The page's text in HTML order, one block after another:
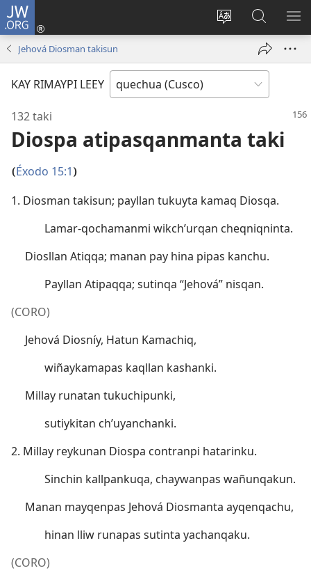
JW.ORG
Direccionpi
Sutiykiwan
jaykuy
nueva
JW.ORG
nisqapi
maskhay
Jehová Diosman takisun
KAY RIMAYPI LEEY
132 taki
Diospa atipasqanmanta taki
(Éxodo 15:1 )
1. Diosman takisun; payllan tukuyta kamaq Diosqa.
Lamar-qochamanmi wikch’urqan cheqniqninta.
Diosllan Atiqqa; manan pay hina pipas kanchu.
Payllan Atipaqqa; sutinqa “Jehová” nisqan.
(CORO)
Jehová Diosníy, Hatun Kamachiq,
wiñaykamapas kaqllan kashanki.
Millay runatan tukuchipunki,
sutiykitan ch’uyanchanki.
2. Millay reykunan Diospa contranpi hatarinku.
Sinchin kallpankuqa, chaywanpas wañunqakun.
Manan mayqenpas Jehová Diosmanta ayqenqachu,
hinan lliw runapas sutinta yachanqaku.
(CORO)